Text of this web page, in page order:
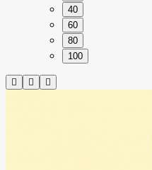
40
60
80
100